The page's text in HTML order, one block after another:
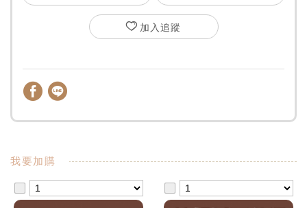
加入追蹤
我要加購